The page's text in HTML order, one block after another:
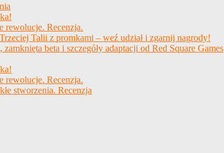
rewolucje. Recenzja.
Talii z promkami – weź udział i zgarnij nagrody!
beta i szczegóły adaptacji od Red Square Games
rewolucje. Recenzja.
stworzenia. Recenzja